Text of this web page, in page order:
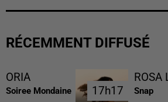
RÉCEMMENT DIFFUSÉ
ORIA
Soiree Mondaine 17h17
17h17
ROSA
Snap